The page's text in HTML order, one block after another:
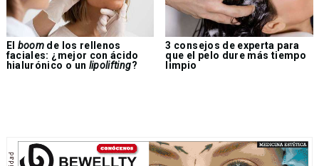
El boom de los rellenos
faciales: ¿mejor con ácido
hialurónico o un lipolifting?
3 consejos de experta para
que el pelo dure más tiempo
limpio